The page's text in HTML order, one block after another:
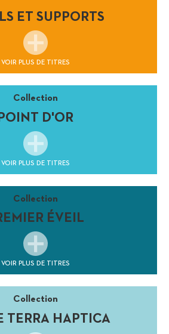
ET SUPPORTS
VOIR PLUS DE TITRES
Collection
POINT D'OR
VOIR PLUS DE TITRES
Collection
ÉVEIL
VOIR PLUS DE TITRES
Collection
TERRA HAPTICA